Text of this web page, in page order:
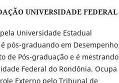
UNIVERSIDADE FEDERAL
Universidade Estadual
pós-graduando em Desempenho
de Pós-graduação e é mestrando
Federal do Rondônia. Ocupa
Externo pelo Tribunal de